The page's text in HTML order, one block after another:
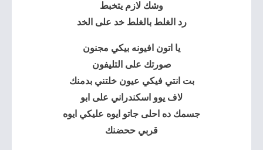
وشك لازم يتخبط
رد الغلط بالغلط خد على الخد
يا اتون افيونه بيكي مجنون
صورتك على التليفون
بت انتي فيكي عيون خلتني بدمنك
لاف يوو اسكندراني على ابو
جسمك ده احلى جاتو ايوه عليكي ايوه
قربي ححضنك